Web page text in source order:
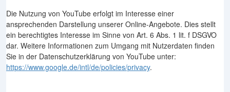
Die Nutzung von YouTube erfolgt im Interesse einer
ansprechenden Darstellung unserer Online-Angebote. Dies stellt
ein berechtigtes Interesse im Sinne von Art. 6 Abs. 1 lit. f DSGVO
dar. Weitere Informationen zum Umgang mit Nutzerdaten finden
Sie in der Datenschutzerklärung von YouTube unter:
https://www.google.de/intl/de/policies/privacy.